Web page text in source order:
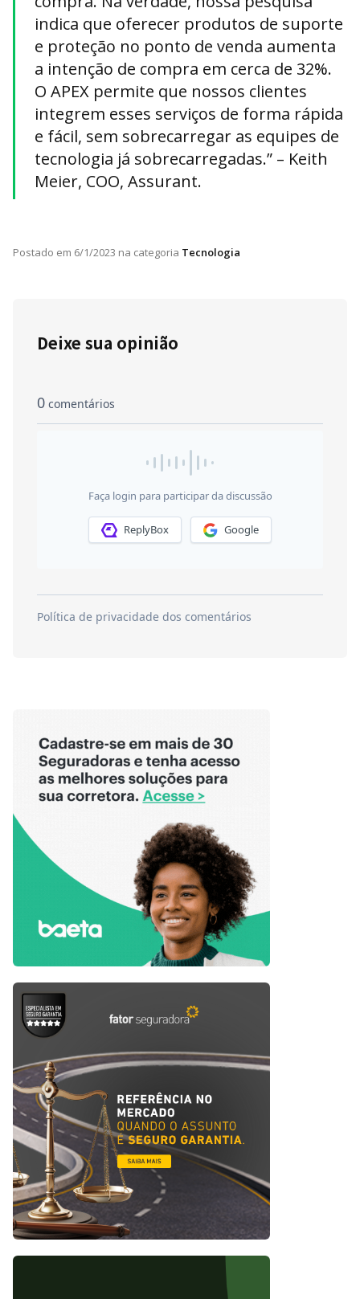
indica que oferecer produtos de suporte
e proteção no ponto de venda aumenta
a intenção de compra em cerca de 32%.
O APEX permite que nossos clientes
integrem esses serviços de forma rápida
e fácil, sem sobrecarregar as equipes de
tecnologia já sobrecarregadas.” – Keith
Meier, COO, Assurant.
Postado em 6/1/2023 na categoria Tecnologia
Deixe sua opinião